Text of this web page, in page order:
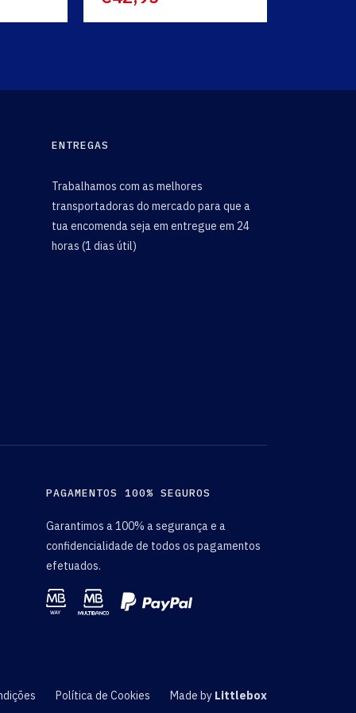
ENTREGAS
Trabalhamos com as melhores
transportadoras do mercado para que a
tua encomenda seja em entregue em 24
horas (1 dias útil)
PAGAMENTOS 100% SEGUROS
Garantimos a 100% a segurança e a
confidencialidade de todos os pagamentos
efetuados.
Política de Cookies Made by Littlebox